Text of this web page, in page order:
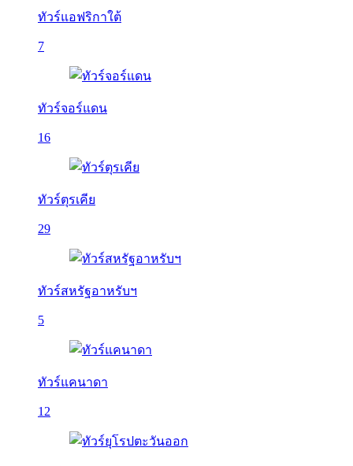
ทัวร์แอฟริกาใต้
7
ทัวร์จอร์แดน
16
ทัวร์ตุรเคีย
29
ทัวร์สหรัฐอาหรับฯ
5
ทัวร์แคนาดา
12